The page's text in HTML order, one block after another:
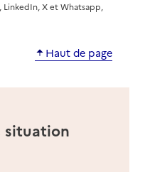
(aide)
LinkedIn, X et Whatsapp,
Haut de page
situation